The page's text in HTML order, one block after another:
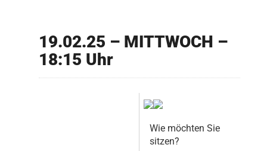
19.02.25 – MITTWOCH –
18:15 Uhr
Wie möchten Sie
sitzen?